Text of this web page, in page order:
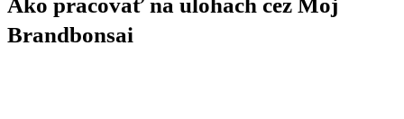
úlohách
Ako pracovať na úlohách cez Môj
Brandbonsai